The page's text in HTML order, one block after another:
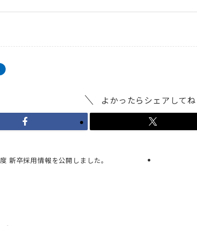
よかったらシェアしてね
新卒採用情報を公開しました。